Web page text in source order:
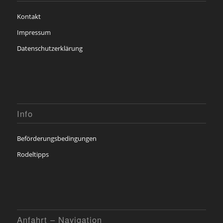
Kontakt
Impressum
Datenschutzerklärung
Info
Beförderungsbedingungen
Rodeltipps
Anfahrt – Navigation